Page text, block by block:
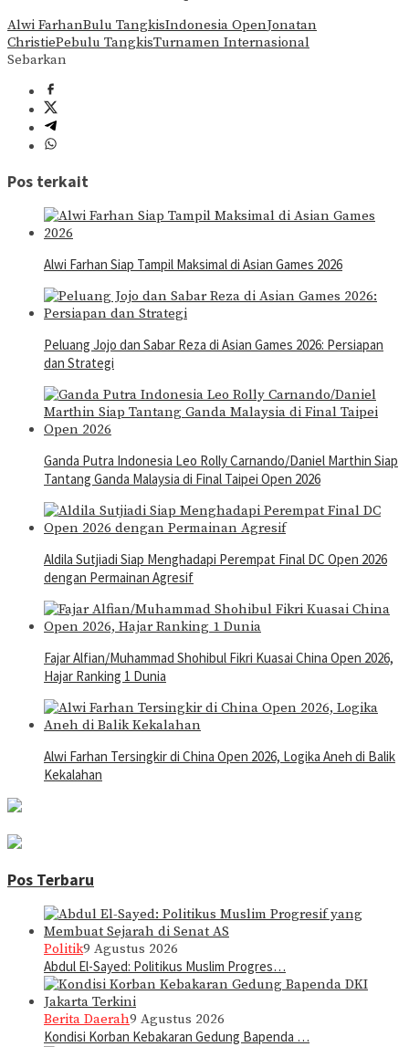
Alwi FarhanBulu TangkisIndonesia OpenJonatan
ChristiePebulu TangkisTurnamen Internasional
Sebarkan
Pos terkait
Alwi Farhan Siap Tampil Maksimal di Asian Games 2026
Peluang Jojo dan Sabar Reza di Asian Games 2026: Persiapan
dan Strategi
Ganda Putra Indonesia Leo Rolly Carnando/Daniel Marthin Siap
Tantang Ganda Malaysia di Final Taipei Open 2026
Aldila Sutjiadi Siap Menghadapi Perempat Final DC Open 2026
dengan Permainan Agresif
Fajar Alfian/Muhammad Shohibul Fikri Kuasai China Open 2026,
Hajar Ranking 1 Dunia
Alwi Farhan Tersingkir di China Open 2026, Logika Aneh di Balik
Kekalahan
Pos Terbaru
Politik9 Agustus 2026
Abdul El-Sayed: Politikus Muslim Progres…
Berita Daerah9 Agustus 2026
Kondisi Korban Kebakaran Gedung Bapenda …